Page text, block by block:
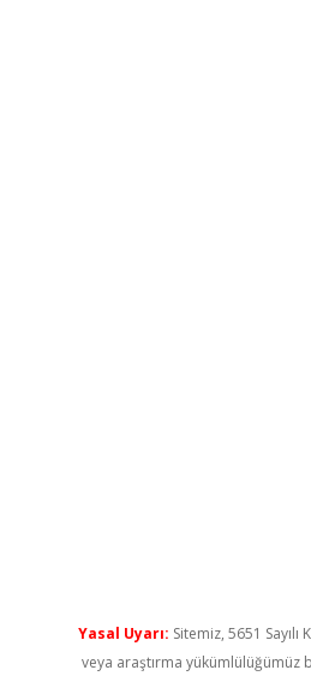
Yasal Uyarı: Sitemiz, 5651
veya araştırma yükümlülüğümüz